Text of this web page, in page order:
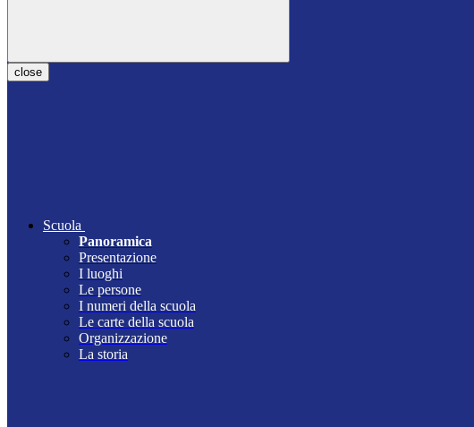
close
Scuola
Panoramica
Presentazione
I luoghi
Le persone
I numeri della scuola
Le carte della scuola
Organizzazione
La storia